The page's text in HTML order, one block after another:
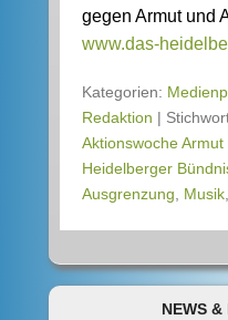
gegen Armut und
www.das-
Kategorien:
Redaktion |
Aktionswoche Armut
Heidelberger
Ausgrenzung, Musik,
NEWS &